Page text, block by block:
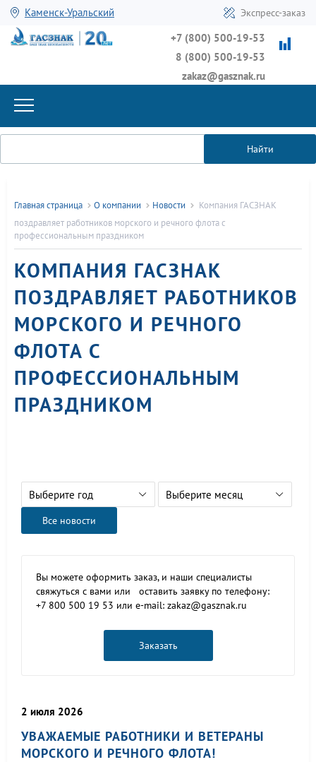
Каменск-Уральский Экспресс-заказ
+7 (800) 500-19-53
8 (800) 500-19-53
zakaz@gasznak.ru
Найти
Главная страница О компании Новости
Компания ГАСЗНАК
поздравляет работников морского и речного флота с
профессиональным праздником
КОМПАНИЯ ГАСЗНАК
ПОЗДРАВЛЯЕТ РАБОТНИКОВ
МОРСКОГО И РЕЧНОГО
ФЛОТА С
ПРОФЕССИОНАЛЬНЫМ
ПРАЗДНИКОМ
Выберите год Выберите месяц
Все новости
Вы можете оформить заказ, и наши специалисты
свяжуться с вами или оставить заявку по телефону:
+7 800 500 19 53 или e-mail: zakaz@gasznak.ru
Заказать
2 июля 2026
УВАЖАЕМЫЕ РАБОТНИКИ И ВЕТЕРАНЫ
МОРСКОГО И РЕЧНОГО ФЛОТА!